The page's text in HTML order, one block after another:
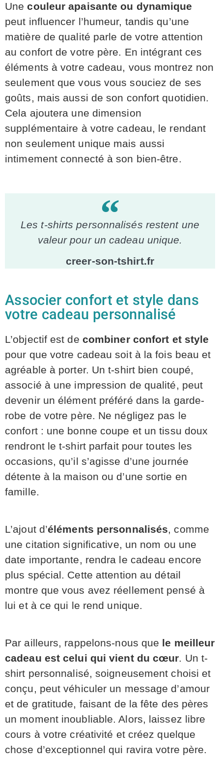
Unecouleur apaisante ou dynamique
peut influencer l’humeur, tandis qu’une
matière de qualité parle de votre attention
au confort de votre père. En intégrant ces
éléments à votre cadeau, vous montrez non
seulement que vous vous souciez de ses
goûts, mais aussi de son confort quotidien.
Cela ajoutera une dimension
supplémentaire à votre cadeau, le rendant
non seulement unique mais aussi
intimement connecté à son bien-être.
Les t-shirts personnalisés restent une
valeur pour un cadeau unique.
creer-son-tshirt.fr
Associer confort et style dans
votre cadeau personnalisé
L’objectif est de combiner confort et style
pour que votre cadeau soit à la fois beau et
agréable à porter. Un t-shirt bien coupé,
associé à une impression de qualité, peut
devenir un élément préféré dans la garde-
robe de votre père. Ne négligez pas le
confort : une bonne coupe et un tissu doux
rendront le t-shirt parfait pour toutes les
occasions, qu’il s’agisse d’une journée
détente à la maison ou d’une sortie en
famille.
L’ajout d’éléments personnalisés, comme
une citation significative, un nom ou une
date importante, rendra le cadeau encore
plus spécial. Cette attention au détail
montre que vous avez réellement pensé à
lui et à ce qui le rend unique.
Par ailleurs, rappelons-nous que le meilleur
cadeau est celui qui vient du cœur. Un t-
shirt personnalisé, soigneusement choisi et
conçu, peut véhiculer un message d’amour
et de gratitude, faisant de la fête des pères
un moment inoubliable. Alors, laissez libre
cours à votre créativité et créez quelque
chose d’exceptionnel qui ravira votre père.